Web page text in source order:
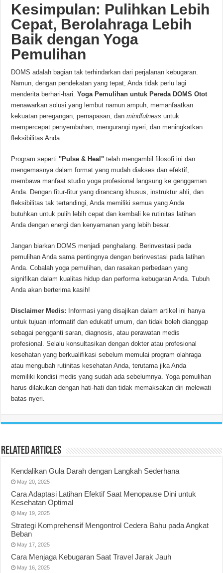
Kesimpulan: Pulihkan Lebih
Cepat, Berolahraga Lebih
Baik dengan Yoga
Pemulihan
DOMS adalah bagian tak terhindarkan dari perjalanan kebugaran.
Namun, dengan pendekatan yang tepat, Anda tidak perlu lagi
menderita berhari-hari.Yoga Pemulihan untuk Pereda DOMS Otot
menawarkan solusi yang lembut namun ampuh, memanfaatkan
kekuatan peregangan, pernapasan, danmindfulness untuk
mempercepat penyembuhan, mengurangi nyeri, dan meningkatkan
fleksibilitas Anda.
Program seperti"Pulse & Heal" telah mengambil filosofi ini dan
mengemasnya dalam format yang mudah diakses dan efektif,
membawa manfaat studio yoga profesional langsung ke genggaman
Anda. Dengan fitur-fitur yang dirancang khusus, instruktur ahli, dan
fleksibilitas tak tertandingi, Anda memiliki semua yang Anda
butuhkan untuk pulih lebih cepat dan kembali ke rutinitas latihan
Anda dengan energi dan kenyamanan yang lebih besar.
Jangan biarkan DOMS menjadi penghalang. Berinvestasi pada
pemulihan Anda sama pentingnya dengan berinvestasi pada latihan
Anda. Cobalah yoga pemulihan, dan rasakan perbedaan yang
signifikan dalam kualitas hidup dan performa kebugaran Anda. Tubuh
Anda akan berterima kasih!
Disclaimer Medis: Informasi yang disajikan dalam artikel ini hanya
untuk tujuan informatif dan edukatif umum, dan tidak boleh dianggap
sebagai pengganti saran, diagnosis, atau perawatan medis
profesional. Selalu konsultasikan dengan dokter atau profesional
kesehatan yang berkualifikasi sebelum memulai program olahraga
atau mengubah rutinitas kesehatan Anda, terutama jika Anda
memiliki kondisi medis yang sudah ada sebelumnya. Yoga pemulihan
harus dilakukan dengan hati-hati dan tidak memaksakan diri melewati
batas nyeri.
Related Articles
Kendalikan Gula Darah dengan Langkah Sederhana
May 20, 2025
Cara Adaptasi Latihan Efektif Saat Menopause Dini untuk
Kesehatan Optimal
May 19, 2025
Strategi Komprehensif Mengontrol Cedera Bahu pada Angkat
Beban
May 17, 2025
Cara Menjaga Kebugaran Saat Travel Jarak Jauh
May 16, 2025